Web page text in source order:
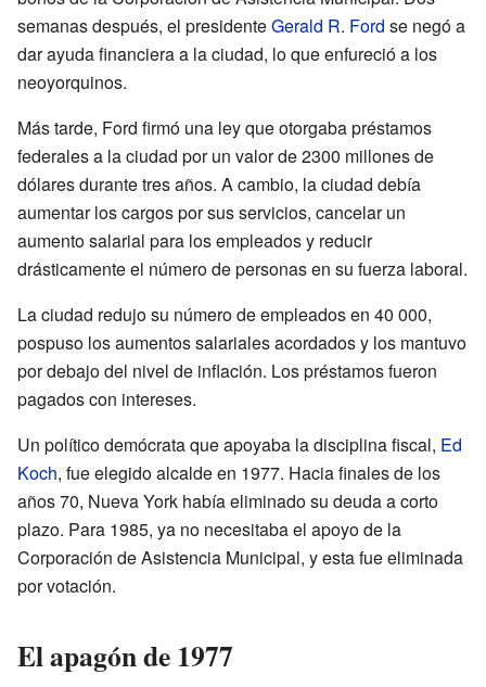
semanas después, el presidenteGerald R. Ford se negó a
dar ayuda financiera a la ciudad, lo que enfureció a los
neoyorquinos.
Más tarde, Ford firmó una ley que otorgaba préstamos
federales a la ciudad por un valor de 2300 millones de
dólares durante tres años. A cambio, la ciudad debía
aumentar los cargos por sus servicios, cancelar un
aumento salarial para los empleados y reducir
drásticamente el número de personas en su fuerza laboral.
La ciudad redujo su número de empleados en 40 000,
pospuso los aumentos salariales acordados y los mantuvo
por debajo del nivel de inflación. Los préstamos fueron
pagados con intereses.
Un político demócrata que apoyaba la disciplina fiscal, Ed
Koch, fue elegido alcalde en 1977. Hacia finales de los
años 70, Nueva York había eliminado su deuda a corto
plazo. Para 1985, ya no necesitaba el apoyo de la
Corporación de Asistencia Municipal, y esta fue eliminada
por votación.
El apagón de 1977